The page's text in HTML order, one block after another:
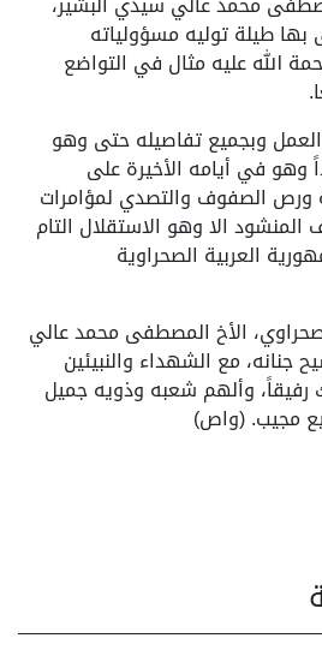
طيلة توليه مسؤولياته
الله عليه مثال في التواضع
العمل وبجميع تفاصيله حتى وهو
في أيامه الأخيرة على
ورص الصفوف والتصدي لمؤامرات
الا وهو الاستقلال التام
العربية الصحراوية
الأخ المصطفى محمد عالي
جنانه، مع الشهداء والنبيئين
رفيقاً، وألهم شعبه وذويه جميل
مجيب. (واص)